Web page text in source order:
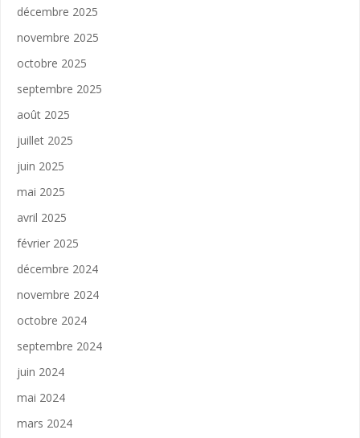
décembre 2025
novembre 2025
octobre 2025
septembre 2025
août 2025
juillet 2025
juin 2025
mai 2025
avril 2025
février 2025
décembre 2024
novembre 2024
octobre 2024
septembre 2024
juin 2024
mai 2024
mars 2024